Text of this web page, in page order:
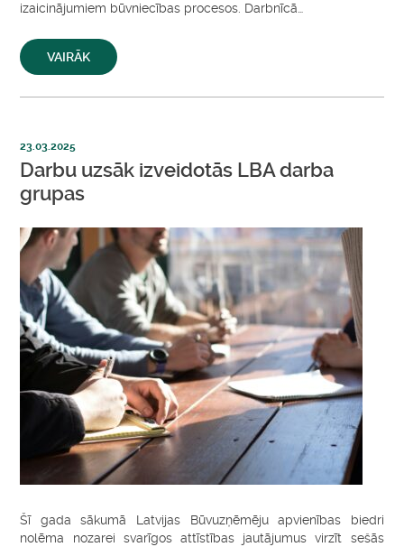
izaicinājumiem būvniecības procesos. Darbnīcā…
VAIRĀK
23.03.2025
Darbu uzsāk izveidotās LBA darba
grupas
Šī gada sākumā Latvijas Būvuzņēmēju apvienības biedri
nolēma nozarei svarīgos attīstības jautājumus virzīt sešās